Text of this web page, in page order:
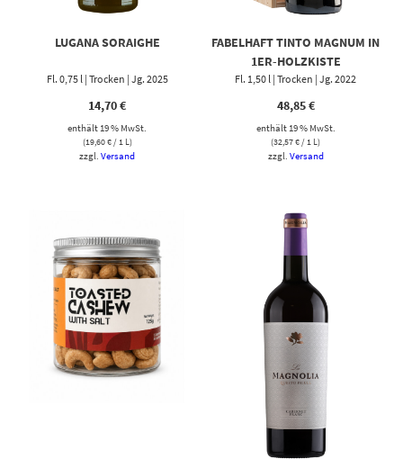
LUGANA SORAIGHE
Fl. 0,75 l | Trocken | Jg. 2025
14,70€
enthält 19 % MwSt.
(19,60€/ 1 L)
zzgl.Versand
FABELHAFT TINTO MAGNUM IN
1ER-HOLZKISTE
Fl. 1,50 l | Trocken | Jg. 2022
48,85€
enthält 19 % MwSt.
(32,57€/ 1 L)
zzgl. Versand